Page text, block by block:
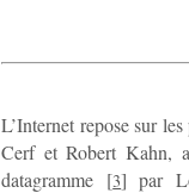
L’Internet repose sur
Cerf et Robert Kahn,
datagramme [3] par